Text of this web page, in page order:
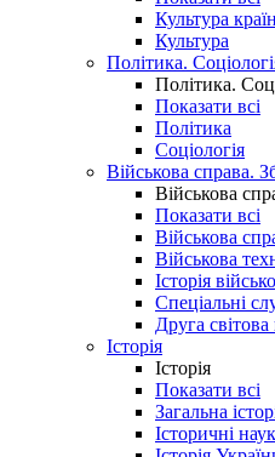
Культура
Культура
Політика.
Політика.
Показати всі
Політика
Соціологія
Військова справа.
Військова
Показати всі
Військова
Військова
Історія
Спеціальні
Друга світова
Історія
Історія
Показати всі
Загальна
Історичні